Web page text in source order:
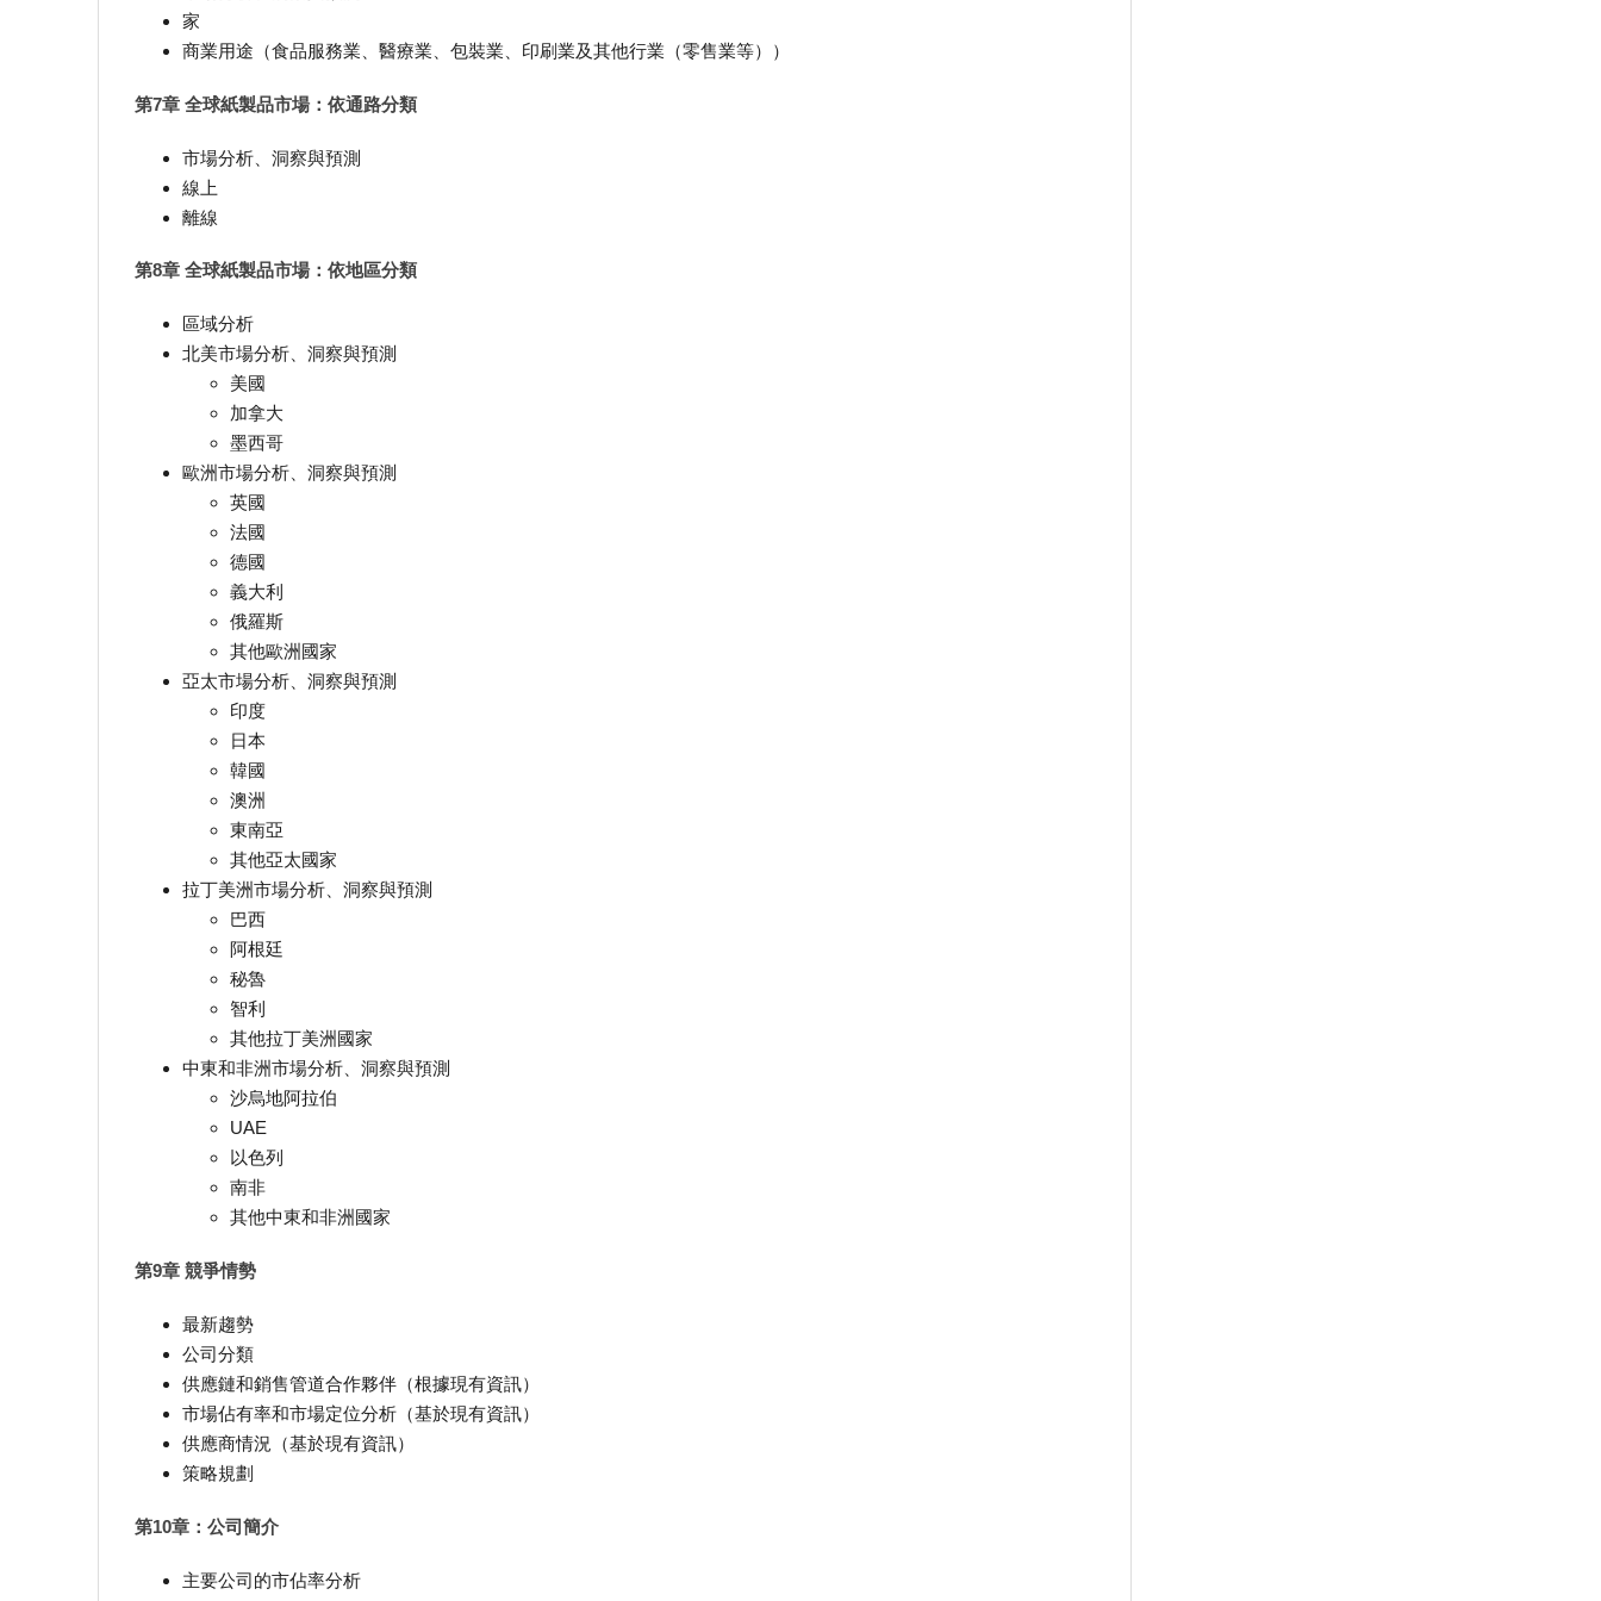
家
商業用途（食品服務業、醫療業、包裝業、印刷業及其他行業（零售業等））
第7章 全球紙製品市場：依通路分類
市場分析、洞察與預測
線上
離線
第8章 全球紙製品市場：依地區分類
區域分析
北美市場分析、洞察與預測
美國
加拿大
墨西哥
歐洲市場分析、洞察與預測
英國
法國
德國
義大利
俄羅斯
其他歐洲國家
亞太市場分析、洞察與預測
印度
日本
韓國
澳洲
東南亞
其他亞太國家
拉丁美洲市場分析、洞察與預測
巴西
阿根廷
秘魯
智利
其他拉丁美洲國家
中東和非洲市場分析、洞察與預測
沙烏地阿拉伯
UAE
以色列
南非
其他中東和非洲國家
第9章 競爭情勢
最新趨勢
公司分類
供應鏈和銷售管道合作夥伴（根據現有資訊）
市場佔有率和市場定位分析（基於現有資訊）
供應商情況（基於現有資訊）
策略規劃
第10章：公司簡介
主要公司的市佔率分析